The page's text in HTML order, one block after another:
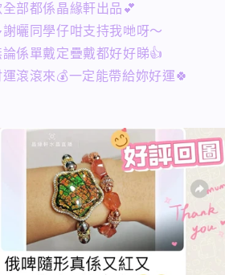
全部都係晶緣軒出品💕
謝曬同學仔咁支持我哋呀～
論係單戴定疊戴都好好睇👍
運滾滾來💰一定能帶給妳好運🍀